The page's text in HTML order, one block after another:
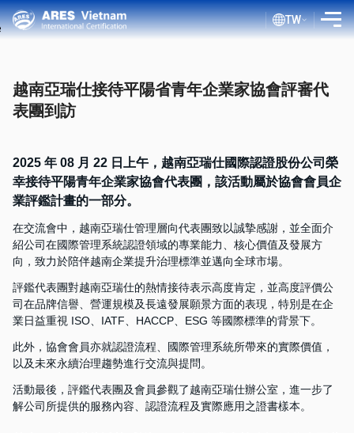
服務
公共文件
ISO 部落格
客戶
證書查詢
TW
越南亞瑞仕接待平陽省青年企業家協會評審代
表團到訪
2025 年 08 月 22 日上午，越南亞瑞仕國際認證股份公司榮
幸接待平陽青年企業家協會代表團，該活動屬於協會會員企
業評鑑計畫的一部分。
在交流會中，越南亞瑞仕管理層向代表團致以誠摯感謝，並全面介
紹公司在國際管理系統認證領域的專業能力、核心價值及發展方
向，致力於陪伴越南企業提升治理標準並邁向全球市場。
評鑑代表團對越南亞瑞仕的熱情接待表示高度肯定，並高度評價公
司在品牌信譽、營運規模及長遠發展願景方面的表現，特別是在企
業日益重視 ISO、IATF、HACCP、ESG 等國際標準的背景下。
此外，協會會員亦就認證流程、國際管理系統所帶來的實際價值，
以及未來永續治理趨勢進行交流與提問。
活動最後，評鑑代表團及會員參觀了越南亞瑞仕辦公室，進一步了
解公司所提供的服務內容、認證流程及實際應用之證書樣本。